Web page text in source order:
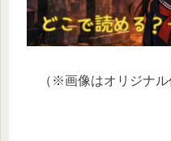
（※画像はオリジナ